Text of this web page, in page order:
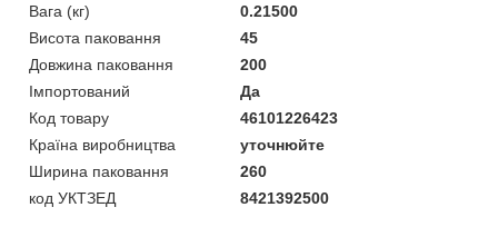
Вага (кг)
0.21500
Висота паковання
45
Довжина паковання
200
Імпортований
Да
Код товару
46101226423
Країна виробництва
уточнюйте
Ширина паковання
260
код УКТЗЕД
8421392500